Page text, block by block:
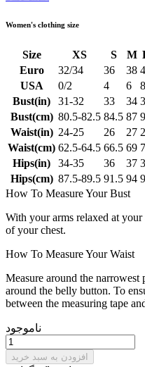
Women's clothing size
Size XS S M
Euro
32/34 36 38
USA
0/2 4 6
8
Bust(in)
31-32 33 34
Bust(cm) 80.5-82.5 84.5 87
Waist(in) 24-25 26 27
Waist(cm) 62.5-64.5 66.5 69
Hips(in)
34-35 36 37
Hips(cm) 87.5-89.5 91.5 94
How To Measure Your Bust
With your arms relaxed at your
of your chest.
How To Measure Your Waist
Measure around the
around the belly button. To
between the measuring tape
ناموجود
افزودن به سبد خرید